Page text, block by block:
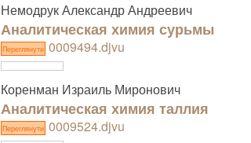
Немодрук Александр Андреевич
Аналитическая химия сурьмы
Переглянути0009494.djvu
Коренман Израиль Миронович
Аналитическая химия таллия
Переглянути0009524.djvu